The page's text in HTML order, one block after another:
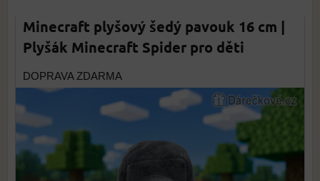
Minecraft plyšový šedý pavouk 16 cm |
Plyšák Minecraft Spider pro děti
DOPRAVA ZDARMA